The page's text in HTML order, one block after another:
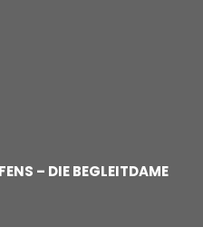
– DIE BEGLEITDAME